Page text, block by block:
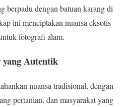
berpadu dengan batuan karang di
ini menciptakan nuansa eksotis
fotografi alam.
yang Autentik
nuansa tradisional, dengan
pertanian, dan masyarakat yang